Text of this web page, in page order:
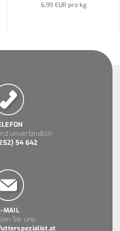
6,99 EUR pro kg
unverbindlich
54 642
MAIL
Sie uns